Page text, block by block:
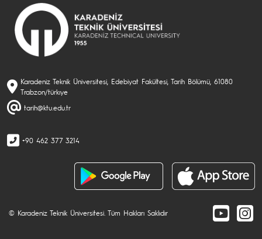
Karadeniz Teknik Üniversitesi, Edebiyat Fakültesi, Tarih Bölümü, 61080
Trabzon/türkıye
tarih@ktu.edu.tr
+90 462 377 3214
© Karadeniz Teknik Üniversitesi. Tüm Hakları Saklıdır